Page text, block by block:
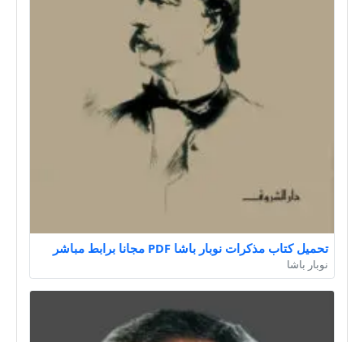
تحميل كتاب مذكرات نوبار باشا PDF مجانا برابط مباشر
نوبار باشا